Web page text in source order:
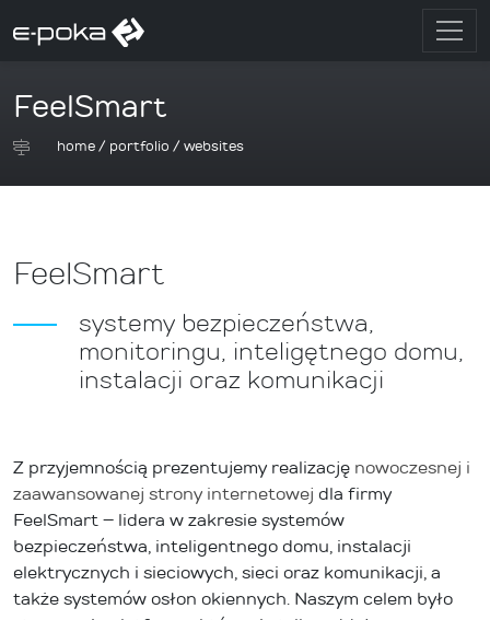
FeelSmart
home/ portfolio /websites
FeelSmart
systemy bezpieczeństwa,
monitoringu, inteligętnego domu,
instalacji oraz komunikacji
Z przyjemnością prezentujemy realizację nowoczesnej i
zaawansowanej strony internetowej dla firmy
FeelSmart – lidera w zakresie systemów
bezpieczeństwa, inteligentnego domu, instalacji
elektrycznych i sieciowych, sieci oraz komunikacji, a
także systemów osłon okiennych. Naszym celem było